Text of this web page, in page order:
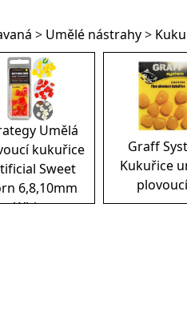
> Umělé nástrahy>
Umělá
kukuřice
Sweet
6,8,10mm
White
Graff
Kukuřice